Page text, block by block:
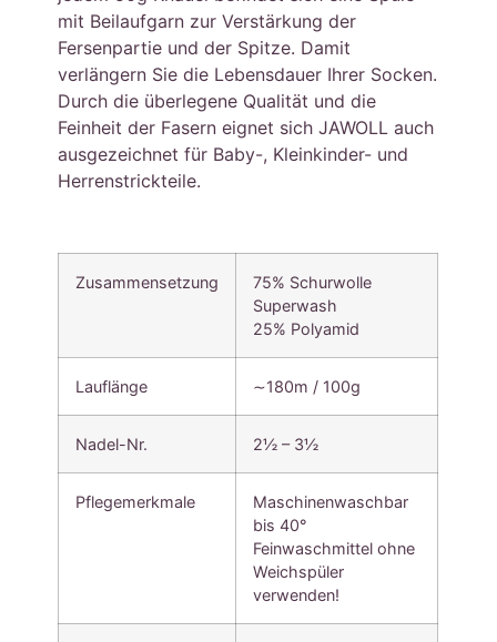
mit Beilaufgarn zur Verstärkung der
Fersenpartie und der Spitze. Damit
verlängern Sie die Lebensdauer Ihrer Socken.
Durch die überlegene Qualität und die
Feinheit der Fasern eignet sich JAWOLL auch
ausgezeichnet für Baby-, Kleinkinder- und
Herrenstrickteile.
Zusammensetzung
75% Schurwolle
Superwash
25% Polyamid
Lauflänge ∼180m / 100g
Nadel-Nr. 2½ – 3½
Pflegemerkmale
Maschinenwaschbar
bis 40°
Feinwaschmittel ohne
Weichspüler
verwenden!